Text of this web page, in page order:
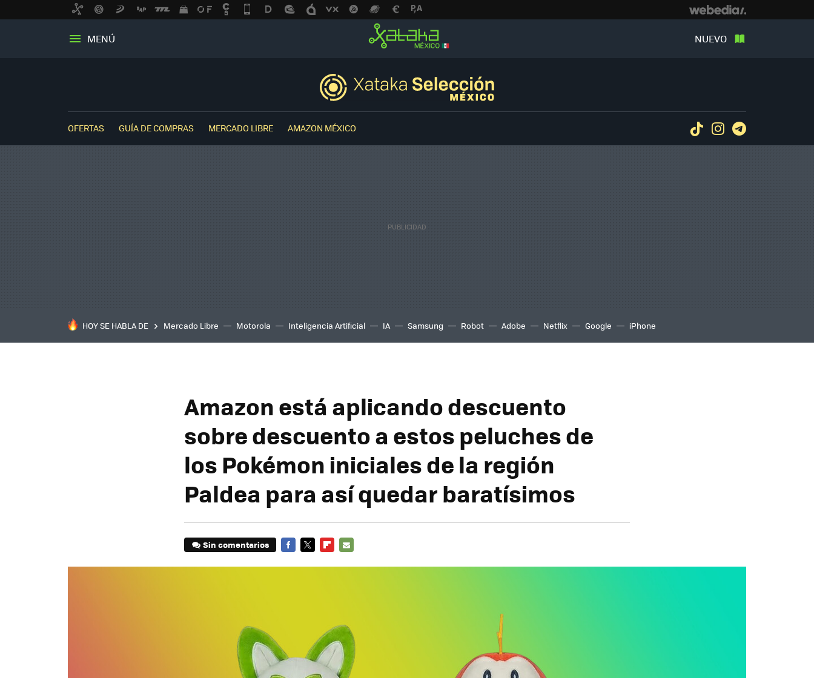
MENÚ NUEVO
OFERTAS GUÍA DE COMPRAS MERCADO LIBRE AMAZON MÉXICO TiktokInstagram
HOY SE HABLA DE Mercado Libre Motorola Inteligencia Artificial IA Samsung Robot Adobe Netflix Google iPhone
Amazon está aplicando descuento
sobre descuento a estos peluches de
los Pokémon iniciales de la región
Paldea para así quedar baratísimos
Sin comentarios